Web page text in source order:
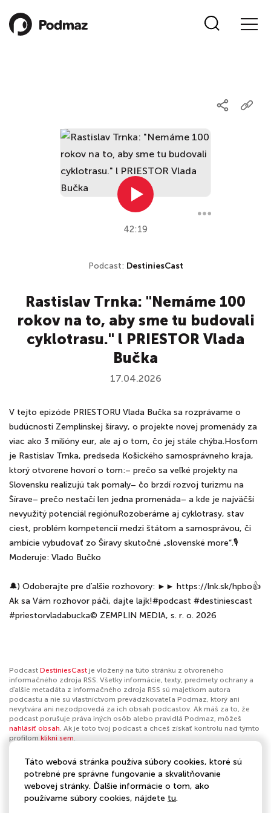
42:19
Podcast: DestiniesCast
Rastislav Trnka: "Nemáme 100
rokov na to, aby sme tu budovali
cyklotrasu." l PRIESTOR Vlada
Bučka
17.04.2026
V tejto epizóde PRIESTORU Vlada Bučka sa rozprávame o
budúcnosti Zemplínskej šíravy, o projekte novej promenády za
viac ako 3 milióny eur, ale aj o tom, čo jej stále chýba.Hosťom
je Rastislav Trnka, predseda Košického samosprávneho kraja,
ktorý otvorene hovorí o tom:– prečo sa veľké projekty na
Slovensku realizujú tak pomaly– čo brzdí rozvoj turizmu na
Šírave– prečo nestačí len jedna promenáda– a kde je najväčší
nevyužitý potenciál regiónuRozoberáme aj cyklotrasy, stav
ciest, problém kompetencií medzi štátom a samosprávou, či
ambície vybudovať zo Šíravy skutočné „slovenské more“.🎙️
Moderuje: Vlado Bučko
🔔) Odoberajte pre ďalšie rozhovory: ►► https://lnk.sk/hpbo👍
Ak sa Vám rozhovor páči, dajte lajk!#podcast #destiniescast
#priestorvladabucka© ZEMPLIN MEDIA, s. r. o. 2026
Podcast DestiniesCast je vložený na túto stránku z otvoreného
informačného zdroja RSS. Všetky informácie, texty, predmety ochrany a
ďalšie metadáta z informačného zdroja RSS sú majetkom autora
podcastu a nie sú vlastníctvom prevádzkovateľa Podmaz, ktorý ani
nevytvára ani nezodpovedá za ich obsah podcastov. Ak máš za to, že
podcast porušuje práva iných osôb alebo pravidlá Podmaz, môžeš
nahlásiť obsah. Ak je toto tvoj podcast a chceš získať kontrolu nad týmto
profilom klikni sem.
Autor:DestiniesCast
Kategórie:Spoločnosť a kultúra,Denné správy,Komentáre k
spravodajstvu ,Technologické novinky ,Dokumenty
Táto webová stránka používa súbory cookies, ktoré sú
potrebné pre správne fungovanie a skvalitňovanie
webovej stránky. Ďalšie informácie o tom, ako
používame súbory cookies, nájdete tu.